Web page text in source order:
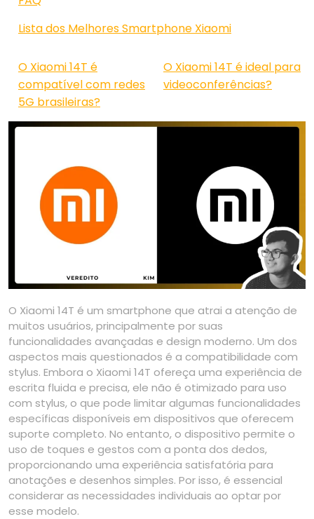
Lista dos Melhores Smartphone Xiaomi
O Xiaomi 14T é
compatível com redes
5G brasileiras?
O Xiaomi 14T é ideal para
videoconferências?
O Xiaomi 14T é um smartphone que atrai a atenção de
muitos usuários, principalmente por suas
funcionalidades avançadas e design moderno. Um dos
aspectos mais questionados é a compatibilidade com
stylus. Embora o Xiaomi 14T ofereça uma experiência de
escrita fluida e precisa, ele não é otimizado para uso
com stylus, o que pode limitar algumas funcionalidades
específicas disponíveis em dispositivos que oferecem
suporte completo. No entanto, o dispositivo permite o
uso de toques e gestos com a ponta dos dedos,
proporcionando uma experiência satisfatória para
anotações e desenhos simples. Por isso, é essencial
considerar as necessidades individuais ao optar por
esse modelo.